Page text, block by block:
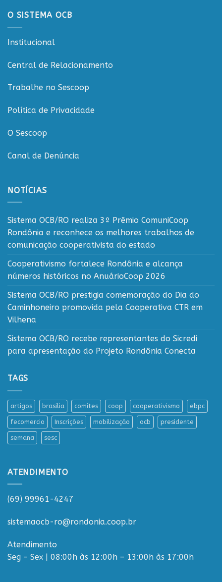
O SISTEMA OCB
Institucional
Central de Relacionamento
Trabalhe no Sescoop
Política de Privacidade
O Sescoop
Canal de Denúncia
NOTÍCIAS
Sistema OCB/RO realiza 3º Prêmio ComuniCoop
Rondônia e reconhece os melhores trabalhos de
comunicação cooperativista do estado
Cooperativismo fortalece Rondônia e alcança
números históricos no AnuárioCoop 2026
Sistema OCB/RO prestigia comemoração do Dia do
Caminhoneiro promovida pela Cooperativa CTR em
Vilhena
Sistema OCB/RO recebe representantes do Sicredi
para apresentação do Projeto Rondônia Conecta
TAGS
artigos brasilia comites coop cooperativismo ebpc
fecomercio Inscrições mobilização ocb presidente
semana sesc
ATENDIMENTO
(69) 99961-4247
sistemaocb-ro@rondonia.coop.br
Atendimento
Seg – Sex | 08:00h às 12:00h – 13:00h às 17:00h